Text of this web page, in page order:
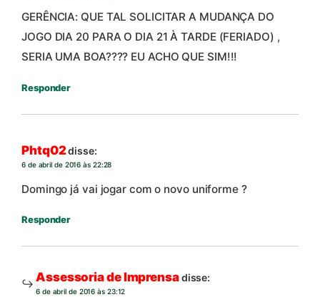
GERÊNCIA: QUE TAL SOLICITAR A MUDANÇA DO
JOGO DIA 20 PARA O DIA 21 À TARDE (FERIADO) ,
SERIA UMA BOA???? EU ACHO QUE SIM!!!
Responder
Phtq02disse:
6 de abril de 2016 às 22:28
Domingo já vai jogar com o novo uniforme ?
Responder
Assessoria de Imprensadisse:
6 de abril de 2016 às 23:12